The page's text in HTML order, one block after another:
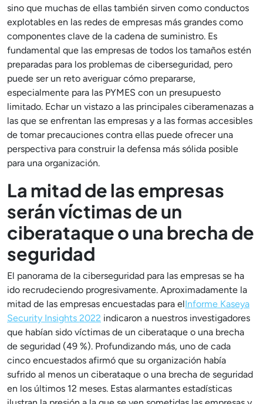
sino que muchas de ellas también sirven como conductos
explotables en las redes de empresas más grandes como
componentes clave de la cadena de suministro. Es
fundamental que las empresas de todos los tamaños estén
preparadas para los problemas de ciberseguridad, pero
puede ser un reto averiguar cómo prepararse,
especialmente para las PYMES con un presupuesto
limitado. Echar un vistazo a las principales ciberamenazas a
las que se enfrentan las empresas y a las formas accesibles
de tomar precauciones contra ellas puede ofrecer una
perspectiva para construir la defensa más sólida posible
para una organización.
La mitad de las empresas
serán víctimas de un
ciberataque o una brecha de
seguridad
El panorama de la ciberseguridad para las empresas se ha
ido recrudeciendo progresivamente. Aproximadamente la
mitad de las empresas encuestadas para elInforme Kaseya
Security Insights 2022 indicaron a nuestros investigadores
que habían sido víctimas de un ciberataque o una brecha
de seguridad (49 %). Profundizando más, uno de cada
cinco encuestados afirmó que su organización había
sufrido al menos un ciberataque o una brecha de seguridad
en los últimos 12 meses. Estas alarmantes estadísticas